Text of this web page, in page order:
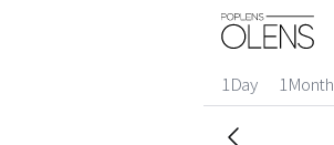
1Day 1Month